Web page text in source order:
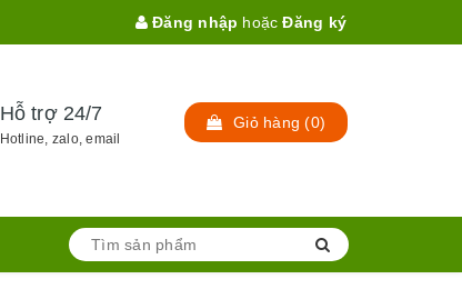
Đăng nhập hoặc Đăng ký
Hỗ trợ 24/7
Hotline, zalo, email
Giỏ hàng (0)